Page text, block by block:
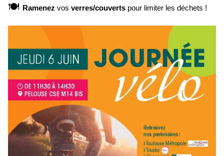
🍽 Ramenez vos verres/couverts pour limiter les déchets !